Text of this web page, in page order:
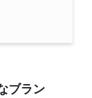
ブラン